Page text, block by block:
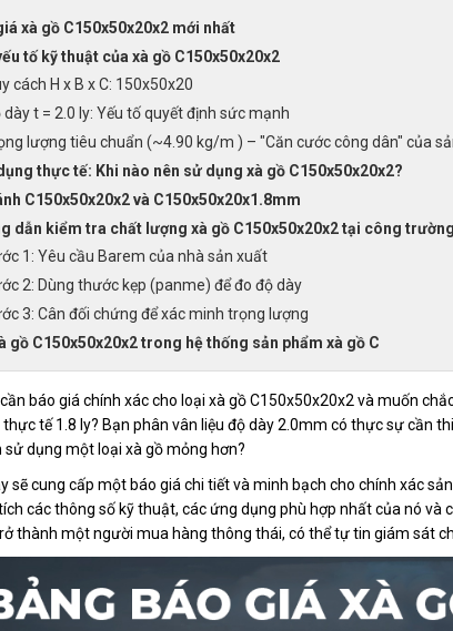
xà gồ C150x50x20x2 mới nhất
tố kỹ thuật của xà gồ C150x50x20x2
cách H x B x C: 150x50x20
dày t = 2.0 ly: Yếu tố quyết định sức mạnh
lượng tiêu chuẩn (~4.90 kg/m ) – "Căn cước công dân" của
thực tế: Khi nào nên sử dụng xà gồ C150x50x20x2?
C150x50x20x2 và C150x50x20x1.8mm
dẫn kiểm tra chất lượng xà gồ C150x50x20x2 tại công trường
1: Yêu cầu Barem của nhà sản xuất
2: Dùng thước kẹp (panme) để đo độ dày
3: Cân đối chứng để xác minh trọng lượng
gồ C150x50x20x2 trong hệ thống sản phẩm xà gồ C
báo giá chính xác cho loại xà gồ C150x50x20x2 và muốn
tế 1.8 ly? Bạn phân vân liệu độ dày 2.0mm có thực sự cần
sử dụng một loại xà gồ mỏng hơn?
sẽ cung cấp một báo giá chi tiết và minh bạch cho chính xác
các thông số kỹ thuật, các ứng dụng phù hợp nhất của nó
thành một người mua hàng thông thái, có thể tự tin giám sát